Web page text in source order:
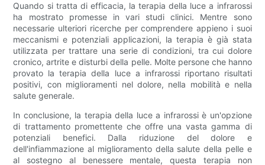
Quando si tratta di efficacia, la terapia della luce a infrarossi
ha mostrato promesse in vari studi clinici. Mentre sono
necessarie ulteriori ricerche per comprendere appieno i suoi
meccanismi e potenziali applicazioni, la terapia è già stata
utilizzata per trattare una serie di condizioni, tra cui dolore
cronico, artrite e disturbi della pelle. Molte persone che hanno
provato la terapia della luce a infrarossi riportano risultati
positivi, con miglioramenti nel dolore, nella mobilità e nella
salute generale.
In conclusione, la terapia della luce a infrarossi è un'opzione
di trattamento promettente che offre una vasta gamma di
potenziali benefici. Dalla riduzione del dolore e
dell'infiammazione al miglioramento della salute della pelle e
al sostegno al benessere mentale, questa terapia non